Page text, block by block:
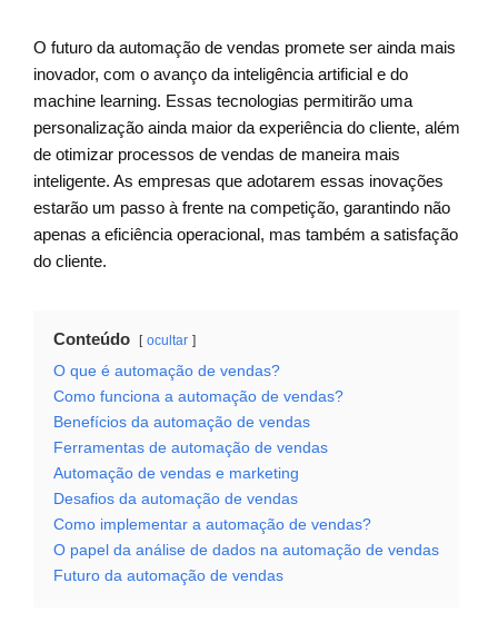
O futuro da automação de vendas promete ser ainda mais
inovador, com o avanço da inteligência artificial e do
machine learning. Essas tecnologias permitirão uma
personalização ainda maior da experiência do cliente, além
de otimizar processos de vendas de maneira mais
inteligente. As empresas que adotarem essas inovações
estarão um passo à frente na competição, garantindo não
apenas a eficiência operacional, mas também a satisfação
do cliente.
Conteúdo ocultar
O que é automação de vendas?
Como funciona a automação de vendas?
Benefícios da automação de vendas
Ferramentas de automação de vendas
Automação de vendas e marketing
Desafios da automação de vendas
Como implementar a automação de vendas?
O papel da análise de dados na automação de vendas
Futuro da automação de vendas